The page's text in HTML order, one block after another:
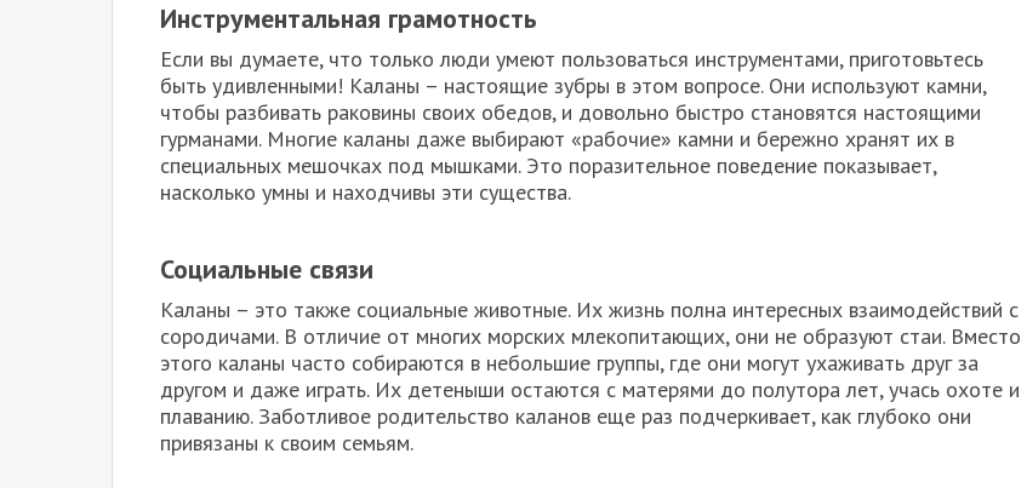
Инструментальная грамотность
Если вы думаете, что только люди умеют пользоваться инструментами, приготовьтесь
быть удивленными! Каланы – настоящие зубры в этом вопросе. Они используют камни,
чтобы разбивать раковины своих обедов, и довольно быстро становятся настоящими
гурманами. Многие каланы даже выбирают «рабочие» камни и бережно хранят их в
специальных мешочках под мышками. Это поразительное поведение показывает,
насколько умны и находчивы эти существа.
Социальные связи
Каланы – это также социальные животные. Их жизнь полна интересных взаимодействий с
сородичами. В отличие от многих морских млекопитающих, они не образуют стаи. Вместо
этого каланы часто собираются в небольшие группы, где они могут ухаживать друг за
другом и даже играть. Их детеныши остаются с матерями до полутора лет, учась охоте и
плаванию. Заботливое родительство каланов еще раз подчеркивает, как глубоко они
привязаны к своим семьям.